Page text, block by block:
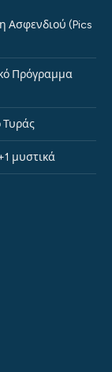
Ασφενδιού (Pics
Πρόγραμμα
Τυράς
μυστικά